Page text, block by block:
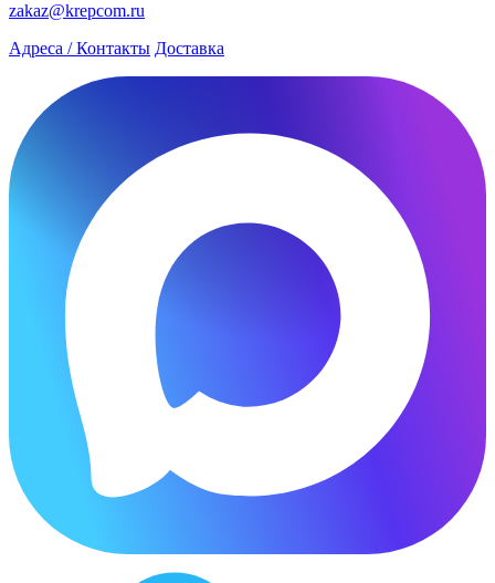
zakaz@krepcom.ru
Адреса / Контакты Доставка